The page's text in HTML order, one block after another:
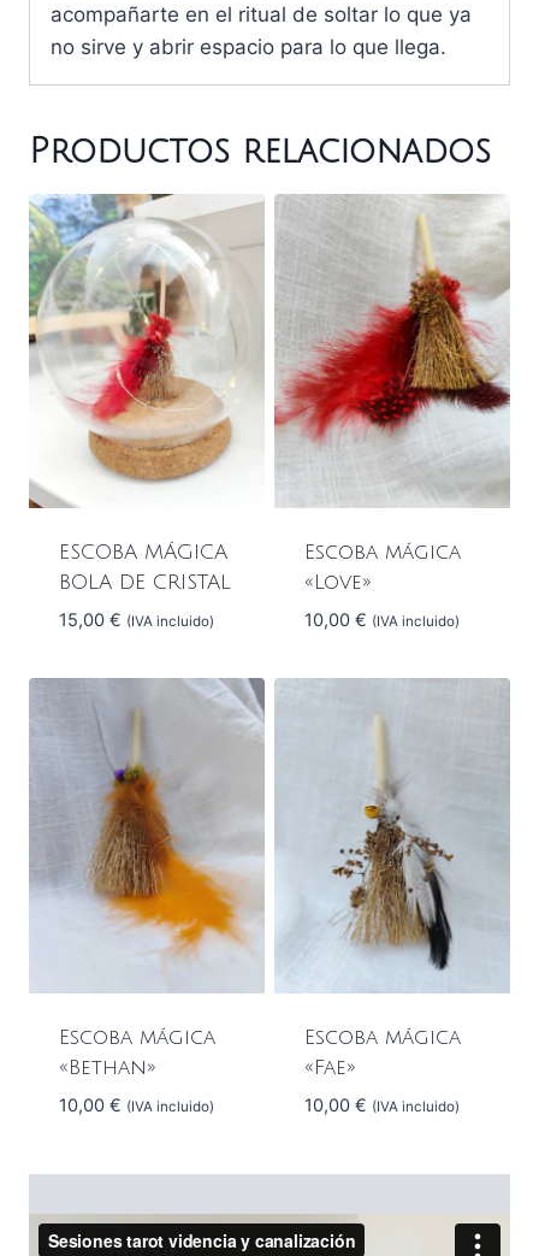
acompañarte en el ritual de soltar lo que ya
no sirve y abrir espacio para lo que llega.
Productos relacionados
ESCOBA MÁGICA
BOLA DE CRISTAL
15,00 € (IVA incluido)
Escoba mágica
«Love»
10,00 € (IVA incluido)
Escoba mágica
«Bethan»
10,00 € (IVA incluido)
Escoba mágica
«Fae»
10,00 € (IVA incluido)